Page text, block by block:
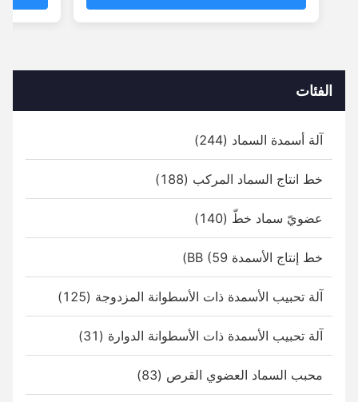
الفئات
آلة أسمدة السماد (244)
خط انتاج السماد المركب (188)
عضويّ سماد خطّ (140)
خط إنتاج الأسمدة BB (59)
آلة تحبيب الأسمدة ذات الأسطوانة المزدوجة (125)
آلة تحبيب الأسمدة ذات الأسطوانة الدوارة (31)
محبب السماد العضوي القرص (83)